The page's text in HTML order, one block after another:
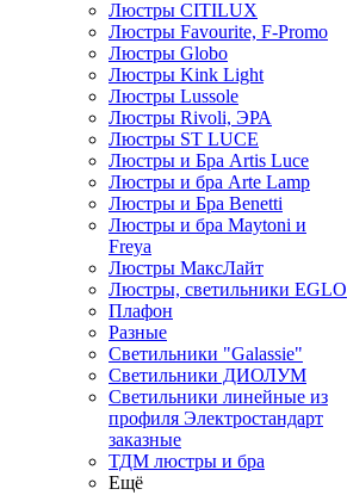
Люстры CITILUX
Люстры Favourite, F-Promo
Люстры Globo
Люстры Kink Light
Люстры Lussole
Люстры Rivoli, ЭРА
Люстры ST LUCE
Люстры и Бра Artis Luce
Люстры и бра Arte Lamp
Люстры и Бра Benetti
Люстры и бра Maytoni и
Freya
Люстры МаксЛайт
Люстры, светильники EGLO
Плафон
Разные
Светильники "Galassie"
Светильники ДИОЛУМ
Светильники линейные из
профиля Электростандарт
заказные
ТДМ люстры и бра
Ещё